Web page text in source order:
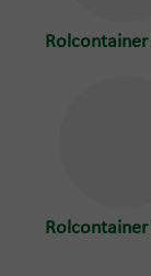
Rolcontainer
Rolcontainer